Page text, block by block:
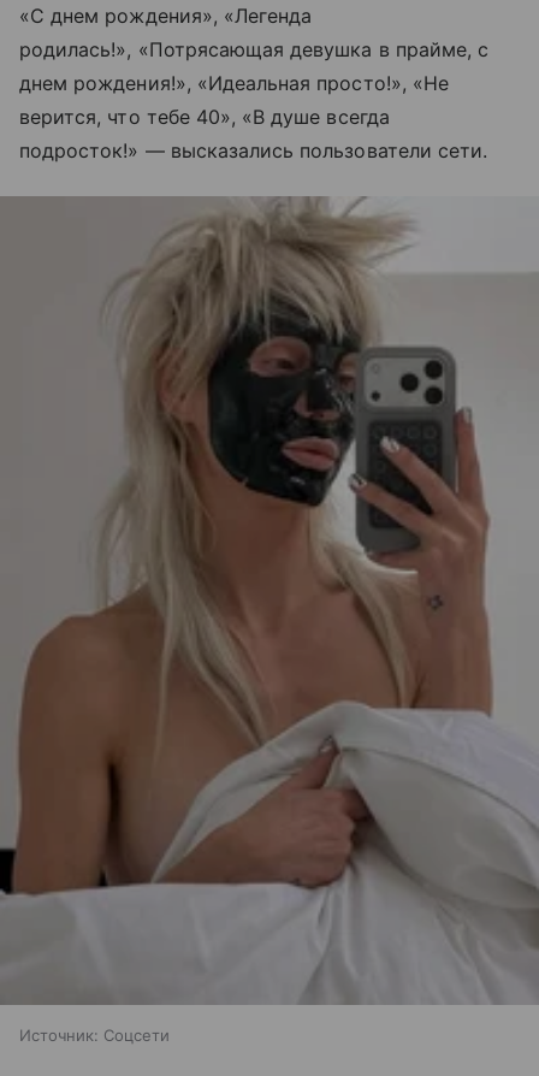
«С днем рождения», «Легенда
родилась!», «Потрясающая девушка в прайме, с
днем рождения!», «Идеальная просто!», «Не
верится, что тебе 40», «В душе всегда
подросток!» — высказались пользователи сети.
Источник: Соцсети